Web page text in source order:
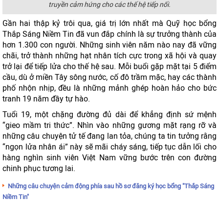
truyền cảm hứng cho các thế hệ tiếp nối.
Gần hai thập kỷ trôi qua, giá trị lớn nhất mà Quỹ học bổng
Thắp Sáng Niềm Tin đã vun đắp chính là sự trưởng thành của
hơn 1.300 con người. Những sinh viên năm nào nay đã vững
chãi, trở thành những hạt nhân tích cực trong xã hội và quay
trở lại để tiếp lửa cho thế hệ sau. Mỗi buổi gặp mặt tại 5 điểm
cầu, dù ở miền Tây sông nước, cố đô trầm mặc, hay các thành
phố nhộn nhịp, đều là những mảnh ghép hoàn hảo cho bức
tranh 19 năm đầy tự hào.
Tuổi 19, một chặng đường đủ dài để khẳng định sứ mệnh
“gieo mầm tri thức”. Nhìn vào những gương mặt rạng rỡ và
những câu chuyện tử tế đang lan tỏa, chúng ta tin tưởng rằng
“ngọn lửa nhân ái” này sẽ mãi cháy sáng, tiếp tục dẫn lối cho
hàng nghìn sinh viên Việt Nam vững bước trên con đường
chinh phục tương lai.
Những câu chuyện cảm động phía sau hồ sơ đăng ký học bổng "Thắp Sáng
Niềm Tin"